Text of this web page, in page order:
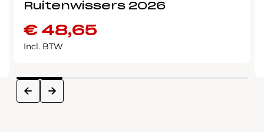
Ruitenwissers 2026
€48,65
Incl. BTW
prev next